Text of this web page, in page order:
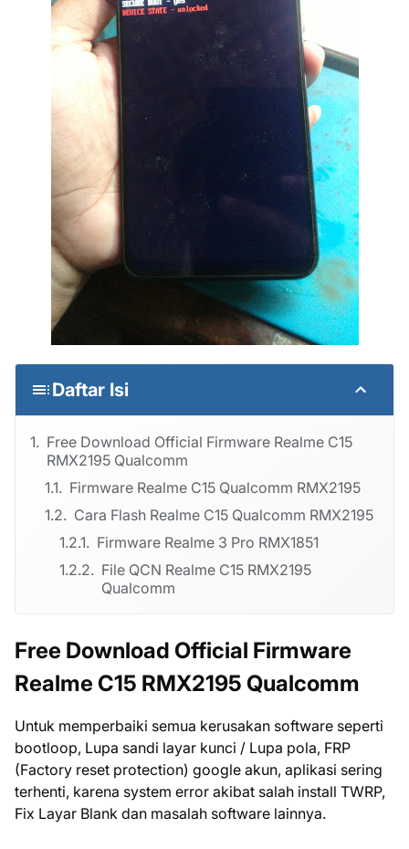
Daftar Isi
Free Download Official Firmware Realme C15
RMX2195 Qualcomm
Firmware Realme C15 Qualcomm RMX2195
Cara Flash Realme C15 Qualcomm RMX2195
Firmware Realme 3 Pro RMX1851
File QCN Realme C15 RMX2195
Qualcomm
Free Download Official Firmware
Realme C15 RMX2195 Qualcomm
Untuk memperbaiki semua kerusakan software seperti
bootloop, Lupa sandi layar kunci / Lupa pola, FRP
(Factory reset protection) google akun, aplikasi sering
terhenti, karena system error akibat salah install TWRP,
Fix Layar Blank dan masalah software lainnya.